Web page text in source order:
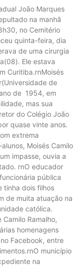
João Marques
na manhã
no Cemitério
quinta-feira, dia
de uma cirurgia
Ele estava
Curitiba.rnMoisés
de
de 1954, em
mas sua
do Colégio João
quase vinte anos.
extrema
Moisés Camilo
impasse, ouvia a
rnO educador
pública
tinha dois filhos
de muita atuação na
católica.
Ramalho,
homenagens
Facebook, entre
município
na